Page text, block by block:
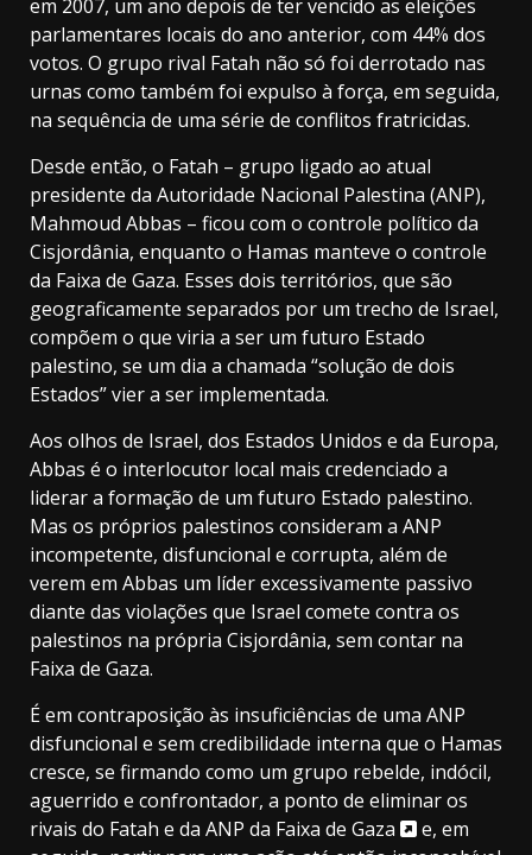
em 2007, um ano depois de ter vencido as eleições
parlamentares locais do ano anterior, com 44% dos
votos. O grupo rival Fatah não só foi derrotado nas
urnas como também foi expulso à força, em seguida,
na sequência de uma série de conflitos fratricidas.
Desde então, o Fatah – grupo ligado ao atual
presidente da Autoridade Nacional Palestina (ANP),
Mahmoud Abbas – ficou com o controle político da
Cisjordânia, enquanto o Hamas manteve o controle
da Faixa de Gaza. Esses dois territórios, que são
geograficamente separados por um trecho de Israel,
compõem o que viria a ser um futuro Estado
palestino, se um dia a chamada “solução de dois
Estados” vier a ser implementada.
Aos olhos de Israel, dos Estados Unidos e da Europa,
Abbas é o interlocutor local mais credenciado a
liderar a formação de um futuro Estado palestino.
Mas os próprios palestinos consideram a ANP
incompetente, disfuncional e corrupta, além de
verem em Abbas um líder excessivamente passivo
diante das violações que Israel comete contra os
palestinos na própria Cisjordânia, sem contar na
Faixa de Gaza.
É em contraposição às insuficiências de uma ANP
disfuncional e sem credibilidade interna que o Hamas
cresce, se firmando como um grupo rebelde, indócil,
aguerrido e confrontador, a ponto de eliminar os
rivais do Fatah e da ANP da Faixa de Gaza
e, em